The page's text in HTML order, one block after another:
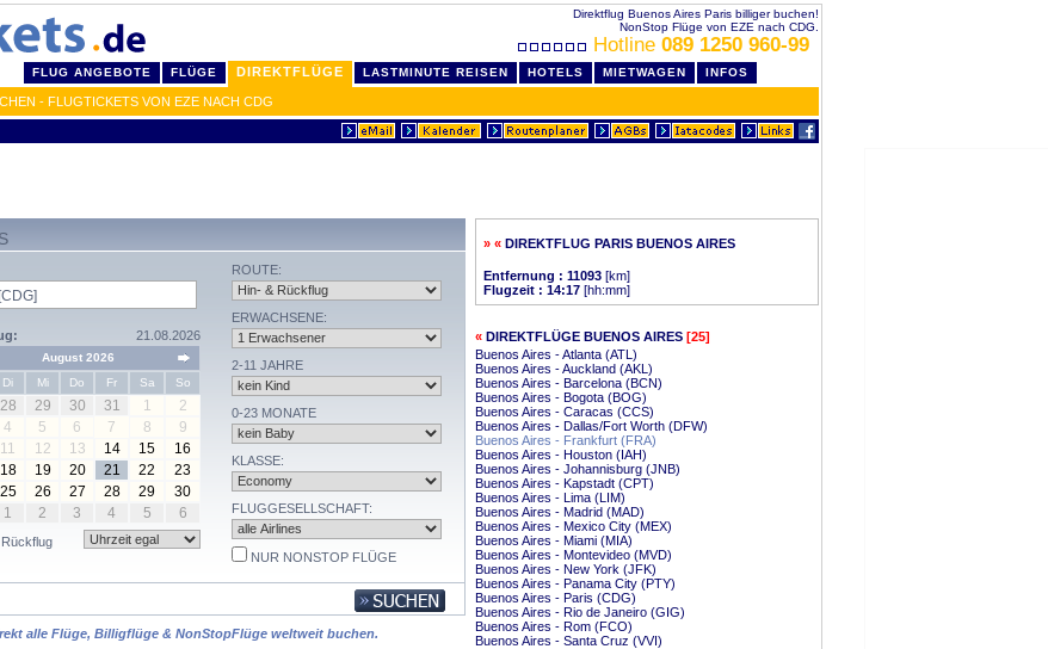
Direktflug Buenos Aires Paris billiger buchen!
NonStop Flüge von EZE nach CDG.
Hotline 089 1250 960-99
FLUG ANGEBOTE FLÜGE DIREKTFLÜGE LASTMINUTE REISEN HOTELS MIETWAGEN INFOS
- FLUGTICKETS VON EZE NACH CDG
21.08.2026
August 2026
Di Mi Do Fr Sa So
28 29 30 31 1
2
4 5 6 7 8
9
11 12 13 14 15
16
18 19 20 21 22
23
25 26 27 28 29
30
1 2 3 4 5 6
ROUTE:
ERWACHSENE:
2-11 JAHRE
0-23 MONATE
KLASSE:
FLUGGESELLSCHAFT:
NUR NONSTOP FLÜGE
alle Flüge, Billigflüge & NonStopFlüge weltweit buchen.
» « DIREKTFLUG PARIS BUENOS AIRES
Entfernung : 11093 [km]
Flugzeit : 14:17 [hh:mm]
« DIREKTFLÜGE BUENOS AIRES [25]
Buenos Aires - Atlanta (ATL)
Buenos Aires - Auckland (AKL)
Buenos Aires - Barcelona (BCN)
Buenos Aires - Bogota (BOG)
Buenos Aires - Caracas (CCS)
Buenos Aires - Dallas/Fort Worth (DFW)
Buenos Aires - Frankfurt (FRA)
Buenos Aires - Houston (IAH)
Buenos Aires - Johannisburg (JNB)
Buenos Aires - Kapstadt (CPT)
Buenos Aires - Lima (LIM)
Buenos Aires - Madrid (MAD)
Buenos Aires - Mexico City (MEX)
Buenos Aires - Miami (MIA)
Buenos Aires - Montevideo (MVD)
Buenos Aires - New York (JFK)
Buenos Aires - Panama City (PTY)
Buenos Aires - Paris (CDG)
Buenos Aires - Rio de Janeiro (GIG)
Buenos Aires - Rom (FCO)
Buenos Aires - Santa Cruz (VVI)